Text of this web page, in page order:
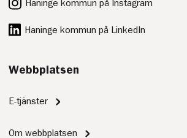
Haninge kommun på Instagram
Haninge kommun på LinkedIn
Webbplatsen
E-tjänster
Om webbplatsen